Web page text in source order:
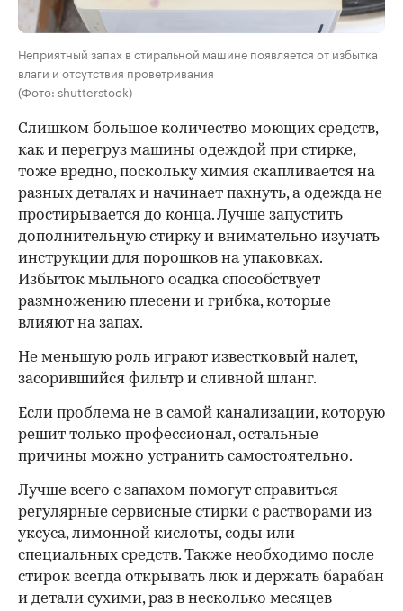
Неприятный запах в стиральной машине появляется от избытка
влаги и отсутствия проветривания
(Фото: shutterstock)
Слишком большое количество моющих средств,
как и перегруз машины одеждой при стирке,
тоже вредно, поскольку химия скапливается на
разных деталях и начинает пахнуть, а одежда не
простирывается до конца. Лучше запустить
дополнительную стирку и внимательно изучать
инструкции для порошков на упаковках.
Избыток мыльного осадка способствует
размножению плесени и грибка, которые
влияют на запах.
Не меньшую роль играют известковый налет,
засорившийся фильтр и сливной шланг.
Если проблема не в самой канализации, которую
решит только профессионал, остальные
причины можно устранить самостоятельно.
Лучше всего с запахом помогут справиться
регулярные сервисные стирки с растворами из
уксуса, лимонной кислоты, соды или
специальных средств. Также необходимо после
стирок всегда открывать люк и держать барабан
и детали сухими, раз в несколько месяцев